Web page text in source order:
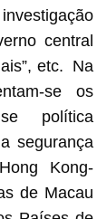
central
etc. Na
se os
política
segurança
Kong-
de Macau